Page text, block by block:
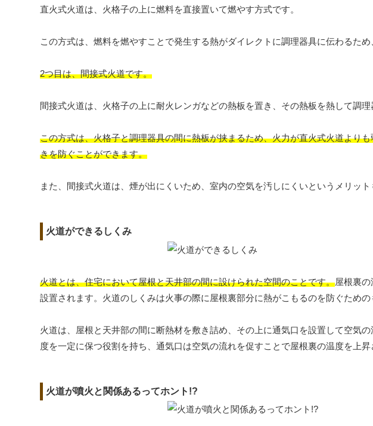
直火式火道は、火格子の上に燃料を直接置いて燃やす方式です。
この方式は、燃料を燃やすことで発生する熱がダイレクトに調理器具に伝わるた
2つ目は、間接式火道です。
間接式火道は、火格子の上に耐火レンガなどの熱板を置き、その熱板を熱して調理
この方式は、火格子と調理器具の間に熱板が挟まるため、火力が直火式火道より
きを防ぐことができます。
また、間接式火道は、煙が出にくいため、室内の空気を汚しにくいというメリット
火道ができるしくみ
火道とは、住宅において屋根と天井部の間に設けられた空間のことです。屋根裏
設置されます。火道のしくみは火事の際に屋根裏部分に熱がこもるのを防ぐため
火道は、屋根と天井部の間に断熱材を敷き詰め、その上に通気口を設置して空気
度を一定に保つ役割を持ち、通気口は空気の流れを促すことで屋根裏の温度を上昇
火道が噴火と関係あるってホント!?